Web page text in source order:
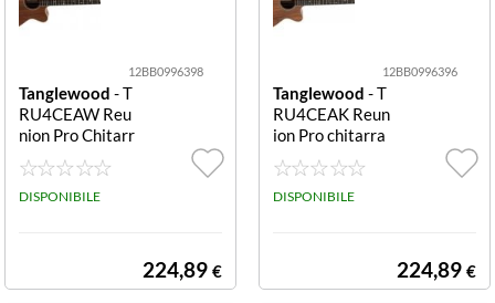
12BB0996398
Tanglewood - T
RU4CEAW Reu
nion Pro Chitarr
a acustica Natur
al satin Reunion
Pro
DISPONIBILE
224,89 €
12BB0996396
Tanglewood - T
RU4CEAK Reun
ion Pro chitarra
acustica natural
satin Reunion Pr
o
DISPONIBILE
224,89 €